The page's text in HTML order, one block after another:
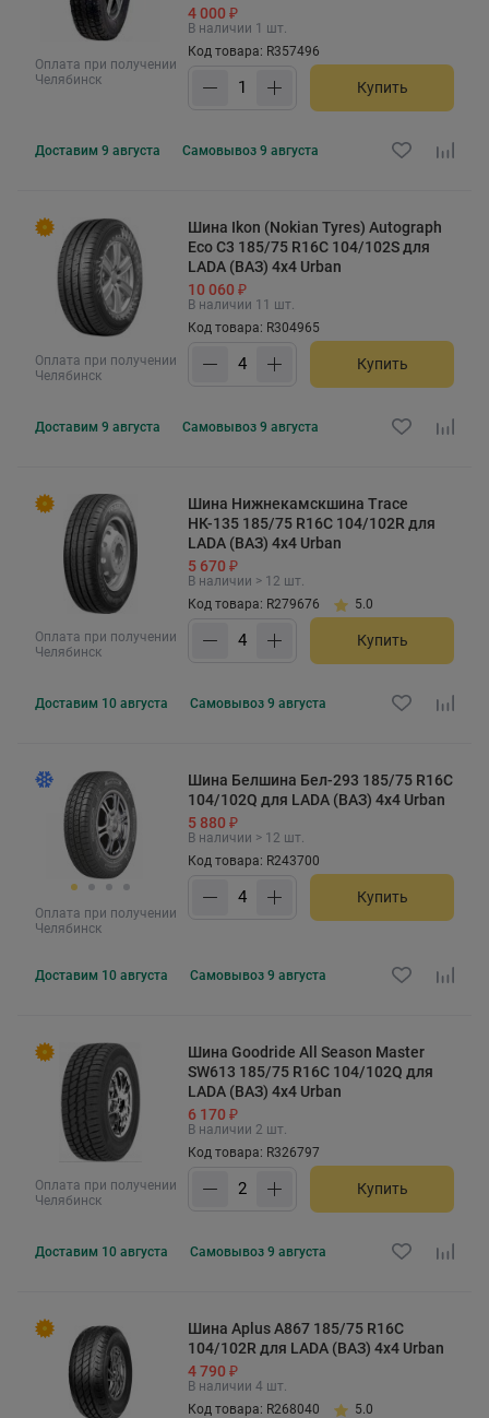
Оплата при получении
Челябинск
4 000 ₽
В наличии 1 шт.
Код товара: R357496
Купить
Доставим 9 августа Самовывоз 9 августа
Оплата при получении
Челябинск
Шина Ikon (Nokian Tyres) Autograph
Eco C3 185/75 R16C 104/102S для
LADA (ВАЗ) 4x4 Urban
10 060 ₽
В наличии 11 шт.
Код товара: R304965
Купить
Доставим 9 августа Самовывоз 9 августа
Оплата при получении
Челябинск
Шина Нижнекамскшина Trace
НК-135 185/75 R16C 104/102R для
LADA (ВАЗ) 4x4 Urban
5 670 ₽
В наличии > 12 шт.
Код товара: R279676
5.0
Купить
Доставим 10 августа Самовывоз 9 августа
Оплата при получении
Челябинск
Шина Белшина Бел-293 185/75 R16C
104/102Q для LADA (ВАЗ) 4x4 Urban
5 880 ₽
В наличии > 12 шт.
Код товара: R243700
Купить
Доставим 10 августа Самовывоз 9 августа
Оплата при получении
Челябинск
Шина Goodride All Season Master
SW613 185/75 R16C 104/102Q для
LADA (ВАЗ) 4x4 Urban
6 170 ₽
В наличии 2 шт.
Код товара: R326797
Купить
Доставим 10 августа Самовывоз 9 августа
Шина Aplus A867 185/75 R16C
104/102R для LADA (ВАЗ) 4x4 Urban
4 790 ₽
В наличии 4 шт.
Код товара: R268040
5.0